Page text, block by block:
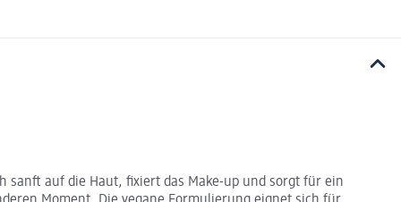
sanft auf die Haut, fixiert das Make-up und sorgt für ein